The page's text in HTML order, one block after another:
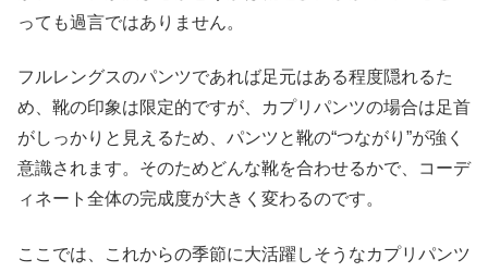
っても過言ではありません。
フルレングスのパンツであれば足元はある程度隠れるた
め、靴の印象は限定的ですが、カプリパンツの場合は足首
がしっかりと見えるため、パンツと靴の“つながり”が強く
意識されます。そのためどんな靴を合わせるかで、コーデ
ィネート全体の完成度が大きく変わるのです。
ここでは、これからの季節に大活躍しそうなカプリパンツ